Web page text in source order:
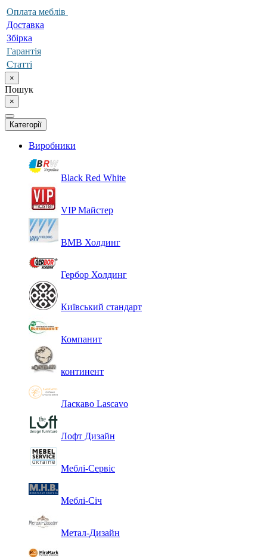
Оплата меблів
Доставка
Збірка
Гарантія
Статті
×
Пошук
×
Категорії
Виробники
Black Red White
VIP Майстер
ВМВ Холдинг
Гербор Холдинг
Київський стандарт
Компанит
континент
Ласкаво Lascavo
Лофт Дизайн
Меблі-Сервіс
Меблі-Січ
Метал-Дизайн